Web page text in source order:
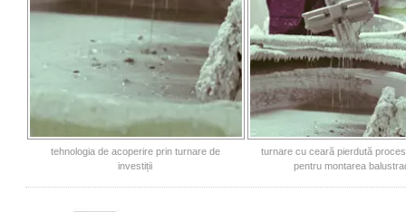
tehnologia de acoperire prin turnare de
investiții
turnare cu ceară pierdută
pentru montarea